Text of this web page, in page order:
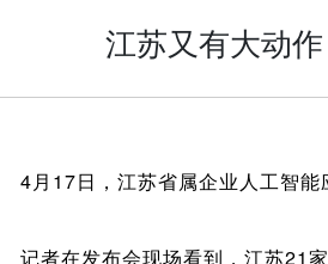
江苏又有大动
4月17日，江苏省属企业人工智
记者在发布会现场看到，江苏21